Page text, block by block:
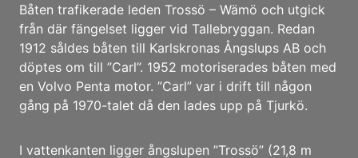
Båten trafikerade leden Trossö – Wämö och utgick
från där fängelset ligger vid Tallebryggan. Redan
1912 såldes båten till Karlskronas Ångslups AB och
döptes om till ”Carl”. 1952 motoriserades båten med
en Volvo Penta motor. ”Carl” var i drift till någon
gång på 1970-talet då den lades upp på Tjurkö.
I vattenkanten ligger ångslupen ”Trossö” (21,8 m